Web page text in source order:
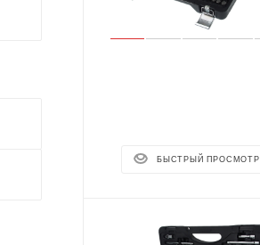
БЫСТРЫЙ ПРОСМОТР